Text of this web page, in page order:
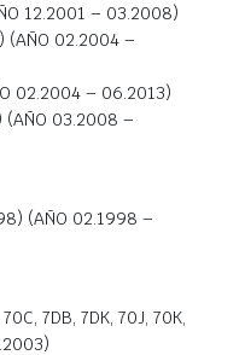
12.2001 – 03.2008)
(AÑO 02.2004 –
02.2004 – 06.2013)
(AÑO 03.2008 –
(AÑO 02.1998 –
7DB, 7DK, 70J, 70K,